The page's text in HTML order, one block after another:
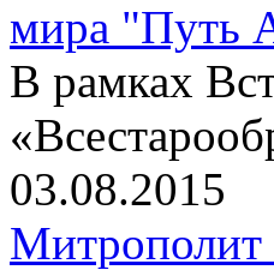
мира "Путь
В рамках
03.08.2015
Митрополит